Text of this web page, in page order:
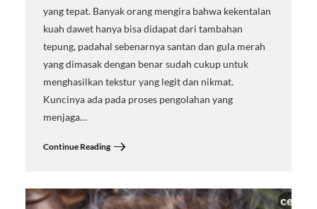
yang tepat. Banyak orang mengira bahwa kekentalan
kuah dawet hanya bisa didapat dari tambahan
tepung, padahal sebenarnya santan dan gula merah
yang dimasak dengan benar sudah cukup untuk
menghasilkan tekstur yang legit dan nikmat.
Kuncinya ada pada proses pengolahan yang
menjaga…
Continue Reading